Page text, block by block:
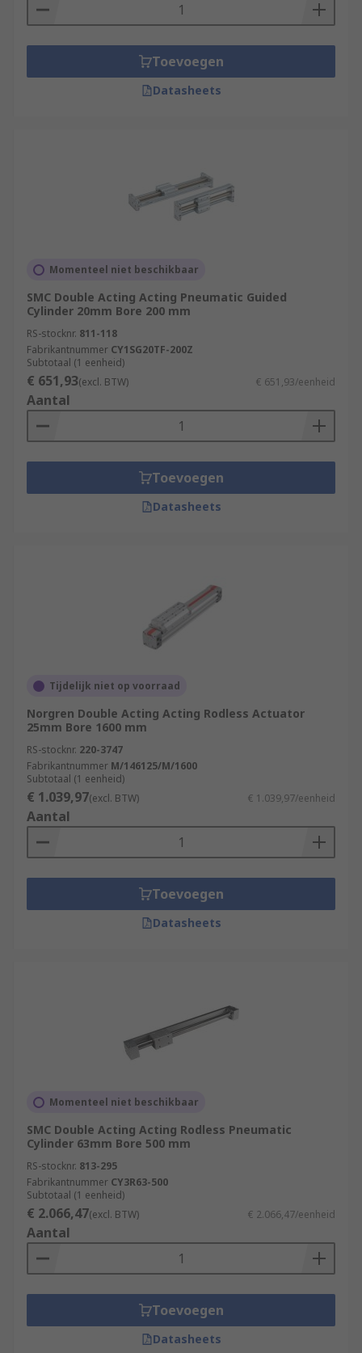
starts the carriage and piston move
together in sync as a total unit.
Mechanically coupled cylinders have
interior and exterior bands that slot into the
actuator housing to keep compressed air in
can be mounted onto these units.
Toevoegen
Datasheets
Momenteel niet beschikbaar
SMC Double Acting Acting Pneumatic Guided
Cylinder 20mm Bore 200 mm
RS-stocknr. 811-118
Fabrikantnummer CY1SG20TF-200Z
Subtotaal (1 eenheid)
€ 651,93(excl. BTW) € 651,93/eenheid
Aantal
Toevoegen
Datasheets
Tijdelijk niet op voorraad
Norgren Double Acting Acting Rodless Actuator
25mm Bore 1600 mm
RS-stocknr. 220-3747
Fabrikantnummer M/146125/M/1600
Subtotaal (1 eenheid)
€ 1.039,97(excl. BTW) € 1.039,97/eenheid
Aantal
Toevoegen
Datasheets
Momenteel niet beschikbaar
SMC Double Acting Acting Rodless Pneumatic
Cylinder 63mm Bore 500 mm
RS-stocknr. 813-295
Fabrikantnummer CY3R63-500
Subtotaal (1 eenheid)
€ 2.066,47(excl. BTW) € 2.066,47/eenheid
Aantal
Toevoegen
Datasheets